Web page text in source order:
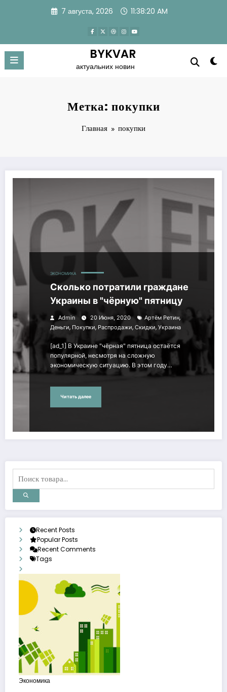
7 августа, 2026 11:38:21 AM
BYKVAR
актуальних новин
Метка: покупки
Главная покупки
ЭКОНОМИКА
Сколько потратили граждане
Украины в "чёрную" пятницу
Admin 20 Июня, 2020 Артём Ретин,
Деньги, Покупки, Распродажи, Скидки, Украина
[ad_1] В Украине "чёрная" пятница остаётся
популярной, несмотря на сложную
экономическую ситуацию. В этом году…
Читать далее
Recent Posts
Popular Posts
Recent Comments
Tags
Экономика